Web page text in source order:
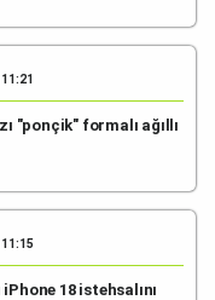
"ponçik" formalı ağıllı
11:15
iPhone 18 istehsalını